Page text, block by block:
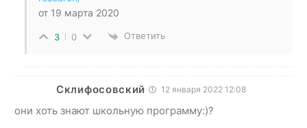
от 19 марта 2020
3 0 Ответить
Склифосовский 12 января 2022 12:08
они хоть знают школьную программу:)?